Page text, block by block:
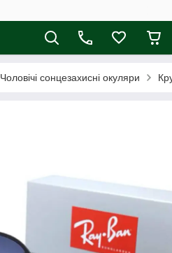
Чоловічі сонцезахисні окуляри